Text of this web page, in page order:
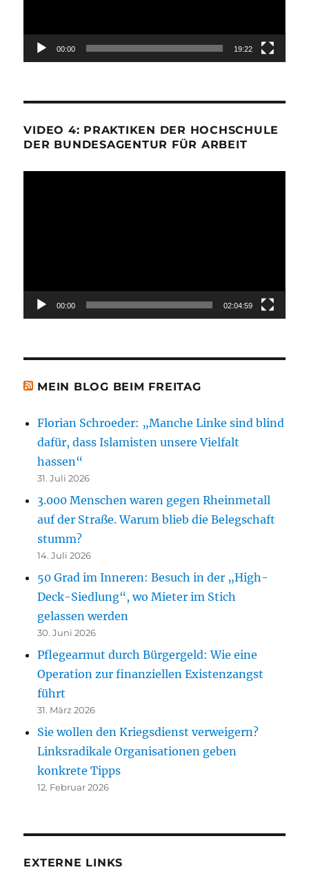
00:00 19:22
VIDEO 4: PRAKTIKEN DER HOCHSCHULE
DER BUNDESAGENTUR FÜR ARBEIT
00:00 02:04:59
MEIN BLOG BEIM FREITAG
Florian Schroeder: „Manche Linke sind blind
dafür, dass Islamisten unsere Vielfalt
hassen“
31. Juli 2026
3.000 Menschen waren gegen Rheinmetall
auf der Straße. Warum blieb die Belegschaft
stumm?
14. Juli 2026
50 Grad im Inneren: Besuch in der „High-
Deck-Siedlung“, wo Mieter im Stich
gelassen werden
30. Juni 2026
Pflegearmut durch Bürgergeld: Wie eine
Operation zur finanziellen Existenzangst
führt
31. März 2026
Sie wollen den Kriegsdienst verweigern?
Linksradikale Organisationen geben
konkrete Tipps
12. Februar 2026
EXTERNE LINKS